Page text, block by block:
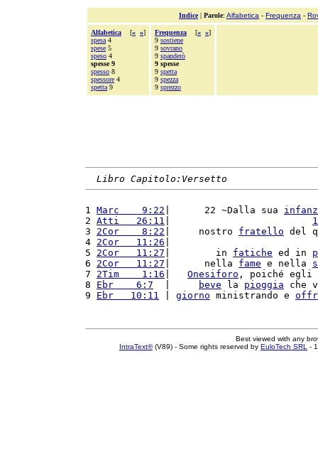
Indice| Parole: Alfabetica - Frequenza -
Alfabetica [« »]
spesa 4
spese 5
speso 4
spesse 9
spesso 8
spessore 4
spetta 9
Frequenza [« »]
9 sostiene
9 sovrano
9 spanderò
9 spesse
9 spetta
9 spezza
9 sprezzo
Libro Capitolo:Versetto
1 Marc    9:22 |      22 ~Dalla sua
2 Atti   26:11
3 2Cor    8:22 |     nostro fratello del
4 2Cor   11:26
5 2Cor   11:27 |        in fatiche ed in
6 2Cor   11:27 |      nella fame e nella
7 2Tim    1:16 Onesiforo , poiché egli
8 Ebr    6:7 beve la pioggia che
9 Ebr   10:11 giorno ministrando e
Best viewed with any
IntraText®(V89) - Some rights reserved by EuloTech SRL -